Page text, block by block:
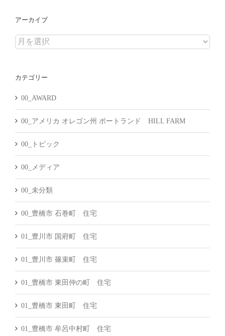
アーカイブ
ア
イ
カテゴリー
00_AWARD
00_アメリカ オレゴン州 ポートランド HILL FARM
00_トピック
00_メディア
00_未分類
00_豊橋市 石巻町 住宅
01_豊川市 国府町 住宅
01_豊川市 篠束町 住宅
01_豊橋市 東田仲の町 住宅
01_豊橋市 東田町 住宅
01_豊橋市 牟呂中村町 住宅